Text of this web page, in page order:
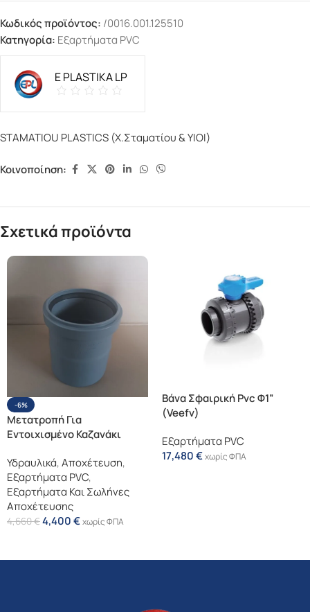
Κωδικός προϊόντος: /0016.001.125510
Κατηγορία: Εξαρτήματα PVC
E PLASTIKA LP
STAMATIOU PLASTICS (Χ.Σταματίου & ΥΙΟΙ)
Κοινοποίηση:
Σχετικά προϊόντα
-6%
Μετατροπή Για
Εντοιχισμένο Καζανάκι
Υδραυλικά,Αποχέτευση,
Εξαρτήματα PVC,
Εξαρτήματα Και Σωλήνες
Αποχέτευσης
4,660€4,400€χωρίς ΦΠΑ
Βάνα Σφαιρική Pvc Φ1”
(Veefv)
Εξαρτήματα PVC
17,480€χωρίς ΦΠΑ